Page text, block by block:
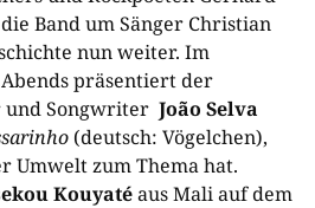
Band um Sänger Christian
nun weiter. Im
präsentiert der
und Songwriter João Selva
(deutsch: Vögelchen),
Umwelt zum Thema hat.
Kouyatéaus Mali auf dem